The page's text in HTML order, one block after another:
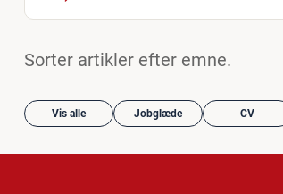
Sorter artikler efter emne.
Vis alle Jobglæde CV